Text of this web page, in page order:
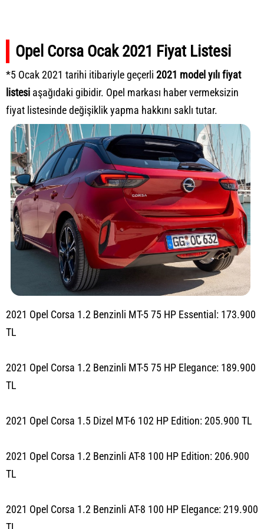
Opel Corsa Ocak 2021 Fiyat Listesi
*5 Ocak 2021 tarihi itibariyle geçerli 2021 model yılı fiyat
listesi aşağıdaki gibidir. Opel markası haber vermeksizin
fiyat listesinde değişiklik yapma hakkını saklı tutar.
2021 Opel Corsa 1.2 Benzinli MT-5 75 HP Essential: 173.900
TL
2021 Opel Corsa 1.2 Benzinli MT-5 75 HP Elegance: 189.900
TL
2021 Opel Corsa 1.5 Dizel MT-6 102 HP Edition: 205.900 TL
2021 Opel Corsa 1.2 Benzinli AT-8 100 HP Edition: 206.900
TL
2021 Opel Corsa 1.2 Benzinli AT-8 100 HP Elegance: 219.900